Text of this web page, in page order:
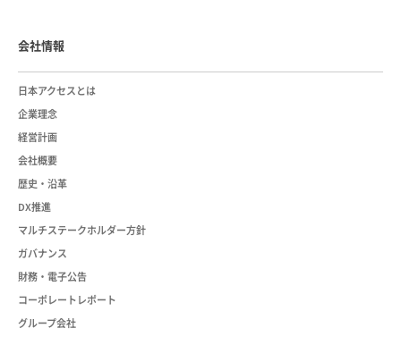
会社情報
日本アクセスとは
企業理念
経営計画
会社概要
歴史・沿革
DX推進
マルチステークホルダー方針
ガバナンス
財務・電子公告
コーポレートレポート
グループ会社